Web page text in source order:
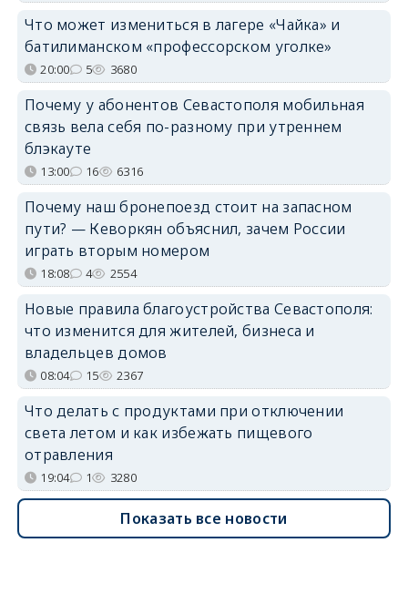
Что может измениться в лагере «Чайка» и
батилиманском «профессорском уголке»
20:00 5 3680
Почему у абонентов Севастополя мобильная
связь вела себя по-разному при утреннем
блэкауте
13:00 16 6316
Почему наш бронепоезд стоит на запасном
пути? — Кеворкян объяснил, зачем России
играть вторым номером
18:08 4 2554
Новые правила благоустройства Севастополя:
что изменится для жителей, бизнеса и
владельцев домов
08:04 15 2367
Что делать с продуктами при отключении
света летом и как избежать пищевого
отравления
19:04 1 3280
Показать все новости